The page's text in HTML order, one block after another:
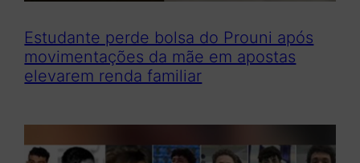
Estudante perde bolsa do Prouni após
movimentações da mãe em apostas
elevarem renda familiar